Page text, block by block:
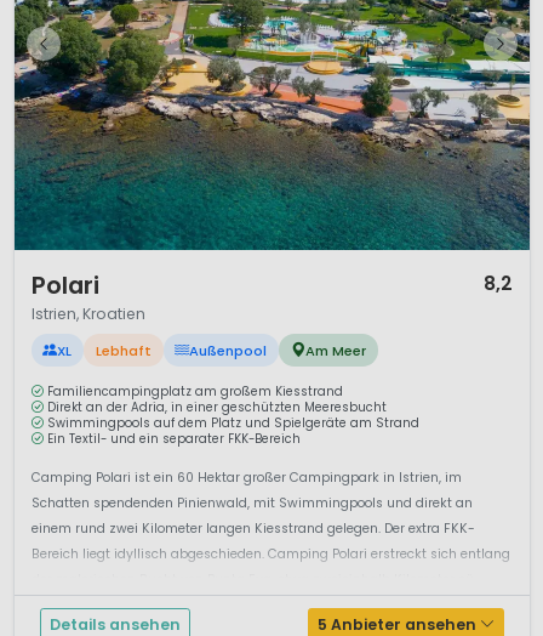
Polari 8,2
Istrien, Kroatien
XL Lebhaft Außenpool Am Meer
Familiencampingplatz am großem Kiesstrand
Direkt an der Adria, in einer geschützten Meeresbucht
Swimmingpools auf dem Platz und Spielgeräte am Strand
Ein Textil- und ein separater FKK-Bereich
Camping Polari ist ein 60 Hektar großer Campingpark in Istrien, im
Schatten spendenden Pinienwald, mit Swimmingpools und direkt an
einem rund zwei Kilometer langen Kiesstrand gelegen. Der extra FKK-
Bereich liegt idyllisch abgeschieden. Camping Polari erstreckt sich entlang
Details ansehen 5 Anbieter ansehen